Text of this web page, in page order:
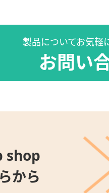
製品についてお気軽
お問い
shop
から